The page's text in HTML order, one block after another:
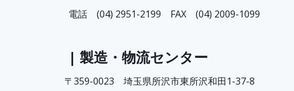
電話 (04) 2951-2199 FAX (04) 2009-1099
| 製造・物流センター
〒359-0023 埼玉県所沢市東所沢和田1-37-8